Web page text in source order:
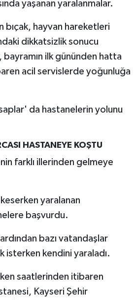
yaşanan yaralanmalar.
bıçak, hayvan hareketleri
dikkatsizlik sonucu
bayramın ilk gününden hatta
acil servislerde yoğunluğa
da hastanelerin yolunu
HASTANEYE KOŞTU
farklı illerinden gelmeye
yaralanan
başvurdu.
ardından bazı vatandaşlar
isterken kendini yaraladı.
saatlerinden itibaren
Kayseri Şehir